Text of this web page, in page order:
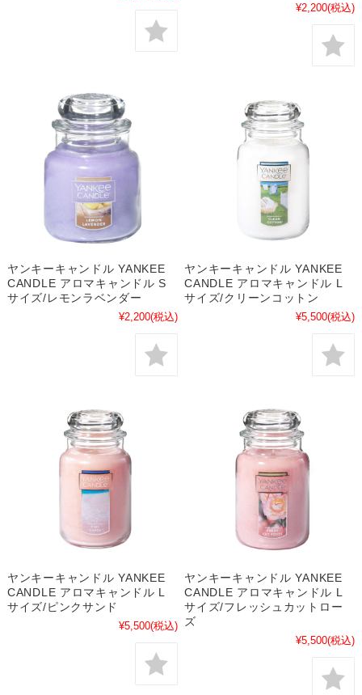
¥2,200(税込)
ヤンキーキャンドル YANKEE
CANDLE アロマキャンドル S
サイズ/レモンラベンダー
¥2,200(税込)
ヤンキーキャンドル YANKEE
CANDLE アロマキャンドル L
サイズ/クリーンコットン
¥5,500(税込)
ヤンキーキャンドル YANKEE
CANDLE アロマキャンドル L
サイズ/ピンクサンド
¥5,500(税込)
ヤンキーキャンドル YANKEE
CANDLE アロマキャンドル L
サイズ/フレッシュカットロー
ズ
¥5,500(税込)